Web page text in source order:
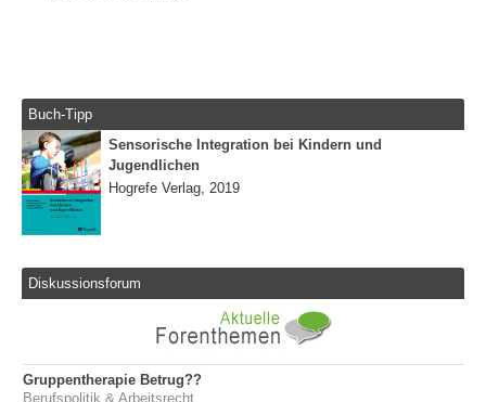
Buch-Tipp
Sensorische Integration bei Kindern und
Jugendlichen
Hogrefe Verlag, 2019
Diskussionsforum
Gruppentherapie Betrug??
Berufspolitik & Arbeitsrecht